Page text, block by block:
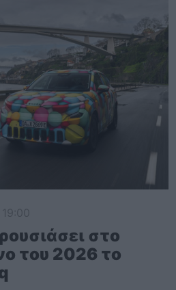
στο
του 2026 το